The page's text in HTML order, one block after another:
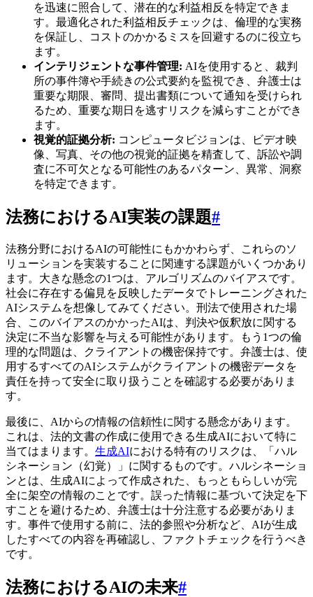
を迅速に照合して、潜在的な利益相反を特定できま
す。最適化された利益相反チェックは、倫理的な実務
を保証し、コストのかかるミスを回避するのに役立ち
ます。
インテリジェントな事件管理: AIを使用すると、裁判
所の事件簿や手続きの公式要約を監視でき、弁護士は
重要な期限、審問、提出書類について通知を受けられ
るため、重要な期日を逃すリスクを減らすことができ
ます。
視覚的証拠分析: コンピュータビジョンは、ビデオ映
像、写真、その他の視覚的証拠を精査して、訴訟や調
査に不可欠となる可能性のあるパターン、異常、洞察
を特定できます。
法務におけるAI実装の課題#
法務分野におけるAIの可能性にもかかわらず、これらのソ
リューションを実装することに関連する課題がいくつかあり
ます。大きな懸念の1つは、アルゴリズムのバイアスです。
社会に存在する偏見を反映したデータでトレーニングされた
AIシステムを想像してみてください。刑法で使用された場
合、このバイアスのかかったAIは、判決や仮釈放に関する
決定に不当な影響を与える可能性があります。もう1つの倫
理的な問題は、クライアントの機密保持です。弁護士は、使
用するすべてのAIシステムがクライアントの機密データを
責任を持って安全に取り扱うことを確認する必要がありま
す。
最後に、AIからの情報の信頼性に関する懸念があります。
これは、法的文書の作成に使用できる生成AIにおいて特に
当てはまります。 生成AIにおける特有のリスクは、「ハル
シネーション（幻覚）」に関するものです。ハルシネーショ
ンとは、生成AIによって作成された、もっともらしいが完
全に架空の情報のことです。誤った情報に基づいて決定を下
すことを避けるため、弁護士は十分注意する必要がありま
す。事件で使用する前に、法的参照や分析など、AIが生成
したすべての内容を再確認し、ファクトチェックを行うべき
です。
法務におけるAIの未来#